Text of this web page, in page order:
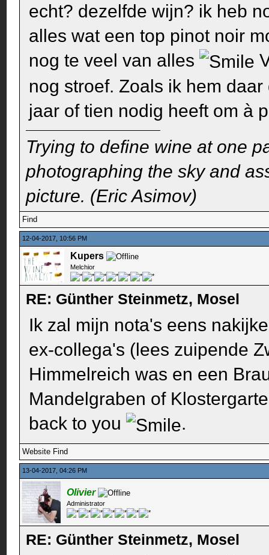
echt? dezelfde wijn? ik heb
alles wat een top pinot noir
nog te veel van alles
nog stroef. Zoals ik hem
jaar of tien nodig heeft om à
Trying to define wine at one
photographing the sky and
picture. (Eric Asimov)
Find
12-04-2017, 10:56 PM
Kupers
Melchior
RE: Günther Steinmetz, Mosel
Ik zal mijn nota's eens
ex-collega's (lees zuipende
Himmelreich was en een
Mandelgraben of
back to you
.
Website Find
13-04-2017, 04:26 PM
Olivier
Administrator
RE: Günther Steinmetz, Mosel